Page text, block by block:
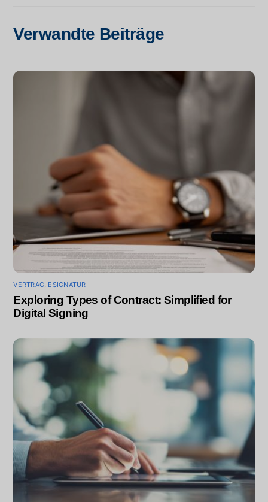
Verwandte Beiträge
VERTRAG, ESIGNATUR
Exploring Types of Contract: Simplified for
Digital Signing